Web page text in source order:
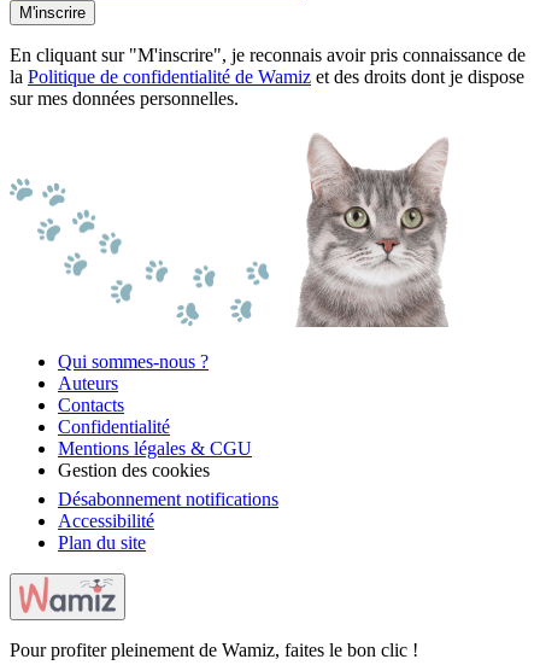
M'inscrire
En cliquant sur "M'inscrire", je reconnais avoir pris connaissance de
la Politique de confidentialité de Wamiz et des droits dont je dispose
sur mes données personnelles.
Qui sommes-nous ?
Auteurs
Contacts
Confidentialité
Mentions légales & CGU
Gestion des cookies
Désabonnement notifications
Accessibilité
Plan du site
Pour profiter pleinement de Wamiz, faites le bon clic !